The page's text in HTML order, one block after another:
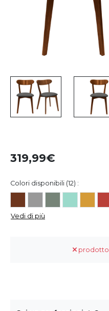
319,99
Colori disponibili (12) :
Vedi di più
prodotto